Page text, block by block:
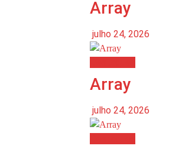
Array
julho 24, 2026
Array
julho 24, 2026